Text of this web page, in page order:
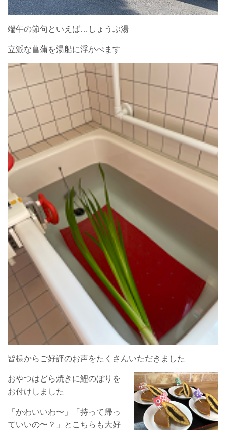
端午の節句といえば…しょうぶ湯
立派な菖蒲を湯船に浮かべます
皆様からご好評のお声をたくさんいただきました
おやつはどら焼きに鯉のぼりを
お付けしました
「かわいいわ〜」「持って帰っ
ていいの〜？」とこちらも大好